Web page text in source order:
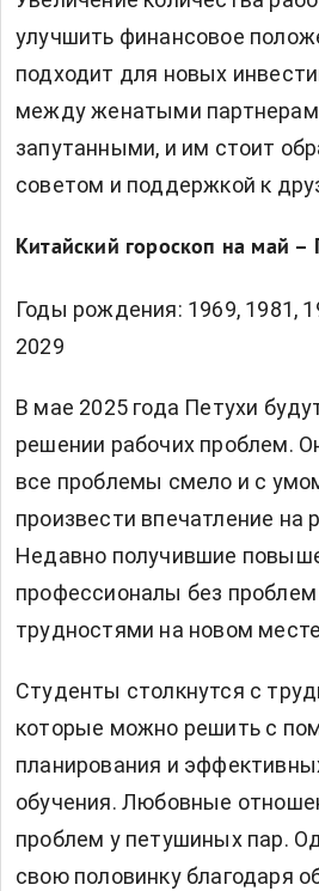
улучшить финансовое
подходит для новых
между женатыми
запутанными, и им стоит
советом и поддержкой к
Китайский гороскоп на май –
Годы рождения: 1969, 1981,
2029
В мае 2025 года Петухи
решении рабочих проблем.
все проблемы смело и с
произвести впечатление на
Недавно получившие
профессионалы без проблем
трудностями на новом
Студенты столкнутся с
которые можно решить с
планирования и
обучения. Любовные
проблем у петушиных пар.
свою половинку благодаря